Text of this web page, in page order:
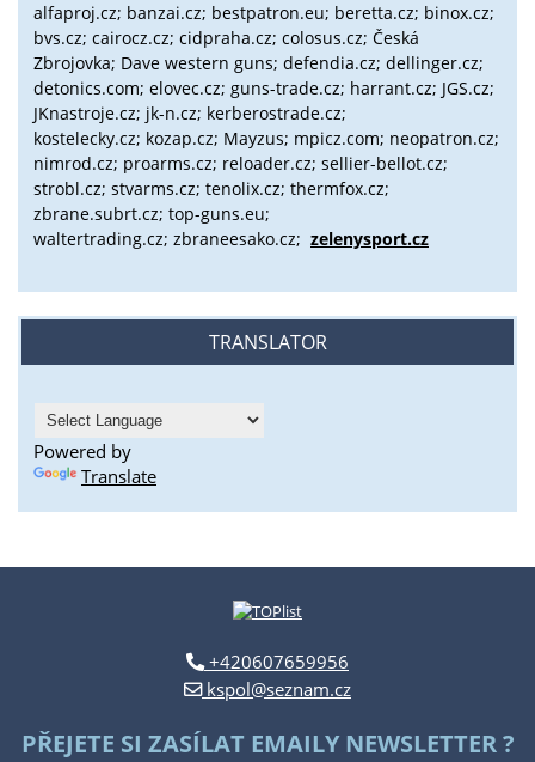
alfaproj.cz; banzai.cz; bestpatron.eu; beretta.cz; binox.cz;
bvs.cz; cairocz.cz; cidpraha.cz; colosus.cz; Česká
Zbrojovka; Dave western guns; defendia.cz; dellinger.cz;
detonics.com; elovec.cz; guns-trade.cz; harrant.cz; JGS.cz;
JKnastroje.cz; jk-n.cz; kerberostrade.cz;
kostelecky.cz; kozap.cz; Mayzus; mpicz.com; neopatron.cz;
nimrod.cz; proarms.cz; reloader.cz; sellier-bellot.cz;
strobl.cz; stvarms.cz; tenolix.cz; thermfox.cz;
zbrane.subrt.cz; top-guns.eu;
waltertrading.cz; zbraneesako.cz; zelenysport.cz
TRANSLATOR
Powered by
Translate
+420607659956
kspol@seznam.cz
PŘEJETE SI ZASÍLAT EMAILY NEWSLETTER ?